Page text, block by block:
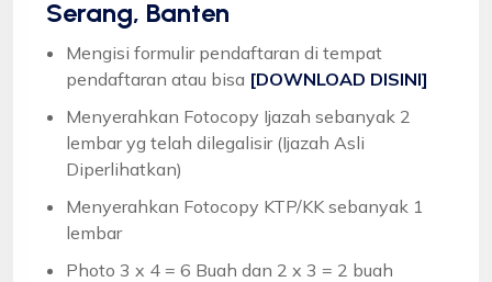
Serang, Banten
Mengisi formulir pendaftaran di tempat
pendaftaran atau bisa [DOWNLOAD DISINI]
Menyerahkan Fotocopy Ijazah sebanyak 2
lembar yg telah dilegalisir (Ijazah Asli
Diperlihatkan)
Menyerahkan Fotocopy KTP/KK sebanyak 1
lembar
Photo 3 x 4 = 6 Buah dan 2 x 3 = 2 buah